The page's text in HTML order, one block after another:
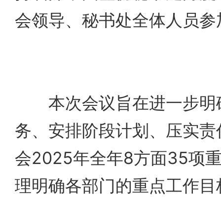
会领导、秘书处全体人员
本次会议旨在进一步明
务、安排阶段计划、压实
会2025年全年8方面35项
理明确各部门的重点工作